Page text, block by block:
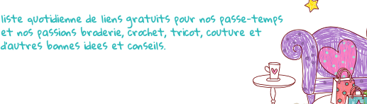
liste quotidienne de liens gratuits pour nos passe-temps
et nos passions broderie, crochet, tricot, couture et
d'autres bonnes idees et conseils.